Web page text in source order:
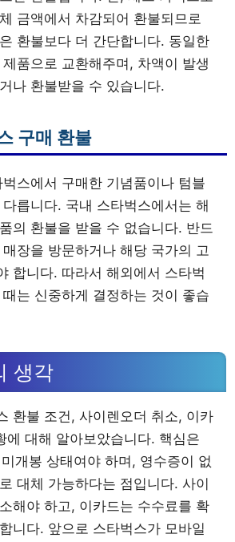
금액에서 차감되어 환불되므로
환불보다 더 간단합니다. 동일한
품으로 교환해주며, 차액이 발생
나 환불받을 수 있습니다.
구매 환불
스에서 구매한 기념품이나 텀블
릅니다. 국내 스타벅스에서는 해
의 환불을 받을 수 없습니다. 반드
장을 방문하거나 해당 국가의 고
합니다. 따라서 해외에서 스타벅
는 신중하게 결정하는 것이 좋습
생각
환불 조건, 사이렌오더 취소, 이카
에 대해 알아보았습니다. 핵심은
개봉 상태여야 하며, 영수증이 없
대체 가능하다는 점입니다. 사이
해야 하고, 이카드는 수수료를 확
니다. 앞으로 스타벅스가 모바일